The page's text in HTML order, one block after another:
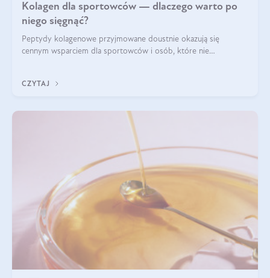
Kolagen dla sportowców — dlaczego warto po
niego sięgnąć?
Peptydy kolagenowe przyjmowane doustnie okazują się
cennym wsparciem dla sportowców i osób, które nie
CZYTAJ